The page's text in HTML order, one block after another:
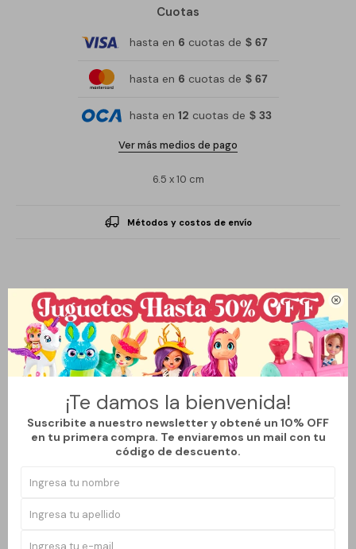

¡Te damos la bienvenida!
Suscribite a nuestro newsletter y obtené un 10% OFF
en tu primera compra. Te enviaremos un mail con tu
código de descuento.
Cuotas
hasta en 6 cuotas de $ 67
hasta en 6 cuotas de $ 67
hasta en 12 cuotas de $ 33
Ver más medios de pago
6.5 x 10 cm
Métodos y costos de envío
Descripción
Billetera masculina ideal para quienes buscan organización y
elegante la hacen cómoda de llevar y fácil de combinar. Perfecta
para el uso diario.
Productos que te pueden interesar